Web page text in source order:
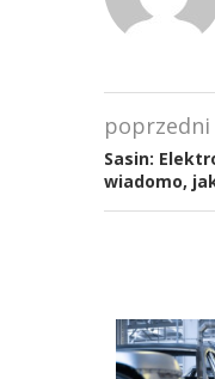
Sasin:
wiadomo,